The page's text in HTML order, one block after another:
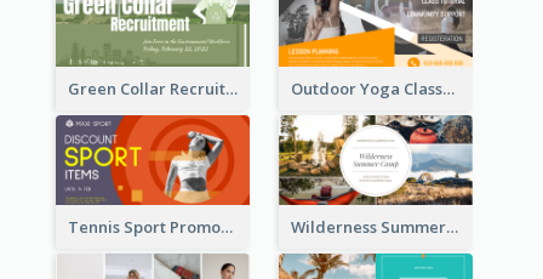
Green Collar Recruit Facebook Ad Outdoor Yoga Classes Facebook Ad
Tennis Sport Promote Facebook Ad Wilderness Summer Camp Facebook Post